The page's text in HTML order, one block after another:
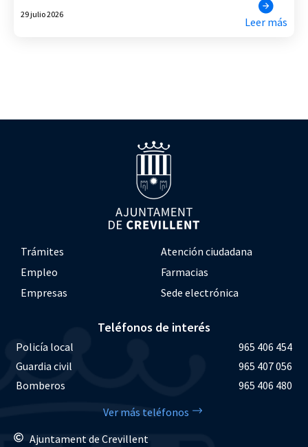
29 julio 2026
Leer más
Trámites
Atención ciudadana
Empleo
Farmacias
Empresas
Sede electrónica
Teléfonos de interés
Policía local
965 406 454
Guardia civil
965 407 056
Bomberos
965 406 480
Ver más teléfonos
Ajuntament de Crevillent